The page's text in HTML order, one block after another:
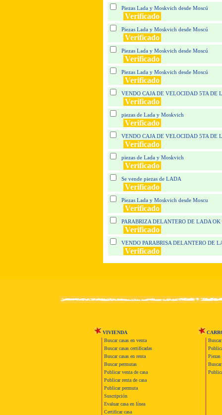
Piezas Lada y Moskvich desde Moscú
Verificado
Piezas Lada y Moskvich desde Moscú
Verificado
Piezas Lada y Moskvich desde Moscú
Verificado
Piezas Lada y Moskvich desde Moscú
Verificado
VENDO CAJA DE VELOCIDAD 5TA DE
Verificado
piezas de Lada y Moskvich
Verificado
VENDO CAJA DE VELOCIDAD 5TA DE
Verificado
piezas de Lada y Moskvich
Verificado
Se vende piezas de LADA
Verificado
Piezas Lada y Moskvich desde Moscu
Verificado
PARABRIZA DELANTERO DE LADA
Verificado
VENDO PARABRISA DELANTERO DE
Verificado
VIVIENDA
Buscar casas en venta
Buscar casas certificadas
Buscar casas en renta
Buscar permutas
Publicar venta de casa
Publicar renta de casa
Publicar permuta
Suscripción
Evaluar casa en línea
Certificar casa
Piezas